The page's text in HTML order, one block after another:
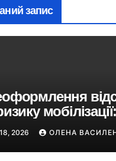
запис
Кабмін і як це
2026 ОЛЕНА